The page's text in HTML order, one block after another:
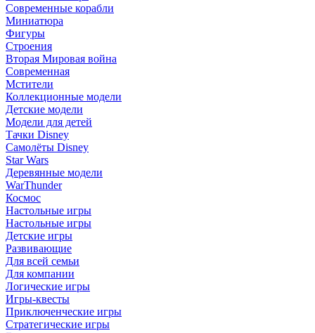
Современные корабли
Миниатюра
Фигуры
Строения
Вторая Мировая война
Современная
Мстители
Коллекционные модели
Детские модели
Модели для детей
Тачки Disney
Самолёты Disney
Star Wars
Деревянные модели
WarThunder
Космос
Настольные игры
Настольные игры
Детские игры
Развивающие
Для всей семьи
Для компании
Логические игры
Игры-квесты
Приключенческие игры
Стратегические игры